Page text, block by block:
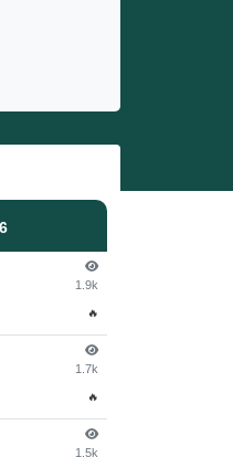
1.9k
🔥
1.7k
🔥
1.5k